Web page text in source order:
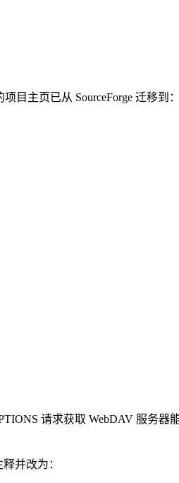
目主页已从 SourceForge 迁移到：
请求获取 WebDAV 服务器
并改为：